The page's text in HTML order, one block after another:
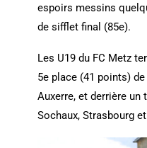
espoirs messins
de sifflet final (85e).
Les U19 du FC Metz
5e place (41 points)
Auxerre, et derrière
Sochaux, Strasbourg